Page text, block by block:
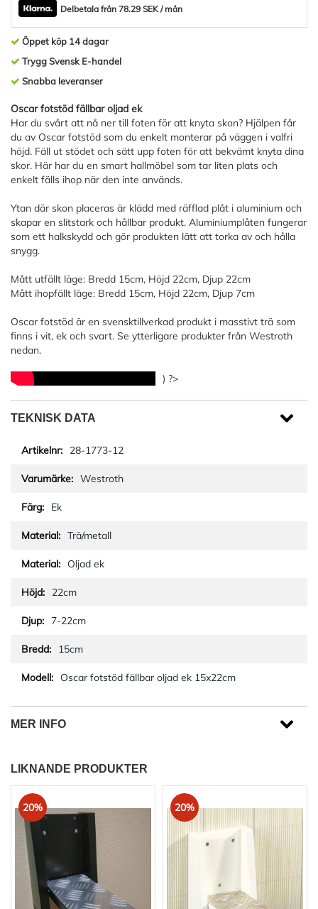
Delbetala från 78.29 SEK / mån
Öppet köp 14 dagar
Trygg Svensk E-handel
Snabba leveranser
Oscar fotstöd fällbar oljad ek
Har du svårt att nå ner till foten för att knyta skon? Hjälpen får
du av Oscar fotstöd som du enkelt monterar på väggen i valfri
höjd. Fäll ut stödet och sätt upp foten för att bekvämt knyta dina
skor. Här har du en smart hallmöbel som tar liten plats och
enkelt fälls ihop när den inte används.
Ytan där skon placeras är klädd med räfflad plåt i aluminium och
skapar en slitstark och hållbar produkt. Aluminiumplåten fungerar
som ett halkskydd och gör produkten lätt att torka av och hålla
snygg.
Mått utfällt läge: Bredd 15cm, Höjd 22cm, Djup 22cm
Mått ihopfällt läge: Bredd 15cm, Höjd 22cm, Djup 7cm
Oscar fotstöd är en svensktillverkad produkt i masstivt trä som
finns i vit, ek och svart. Se ytterligare produkter från Westroth
nedan.
) ?>
TEKNISK DATA
28-1773-12
Westroth
Ek
Trä/metall
Oljad ek
22cm
7-22cm
15cm
Oscar fotstöd fällbar oljad ek 15x22cm
MER INFO
LIKNANDE PRODUKTER
20% 20%